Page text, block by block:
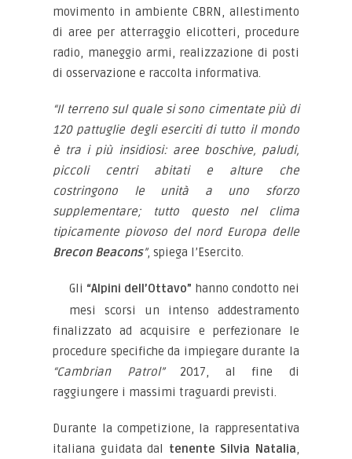
movimento in ambiente CBRN, allestimento
di aree per atterraggio elicotteri, procedure
radio, maneggio armi, realizzazione di posti
di osservazione e raccolta informativa.
“Il terreno sul quale si sono cimentate più di
120 pattuglie degli eserciti di tutto il mondo
è tra i più insidiosi: aree boschive, paludi,
piccoli centri abitati e alture che
costringono le unità a uno sforzo
supplementare; tutto questo nel clima
tipicamente piovoso del nord Europa delle
Brecon Beacons”, spiega l’Esercito.
Gli “Alpini dell’Ottavo” hanno condotto nei
mesi scorsi un intenso addestramento
finalizzato ad acquisire e perfezionare le
procedure specifiche da impiegare durante la
“Cambrian Patrol”2017, al fine di
raggiungere i massimi traguardi previsti.
Durante la competizione, la rappresentativa
italiana guidata dal tenente Silvia Natalia,